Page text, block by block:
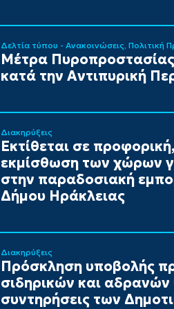
Δελτία τύπου - Ανακοινώσεις Πολιτική
Μέτρα
κατά την Αντιπυρική
Διακηρύξεις
Εκτίθεται σε
εκμίσθωση των χώρων
στην παραδοσιακή
Δήμου Ηράκλειας
Διακηρύξεις
Πρόσκληση υποβολής
σιδηρικών και αδρανών
συντηρήσεις των